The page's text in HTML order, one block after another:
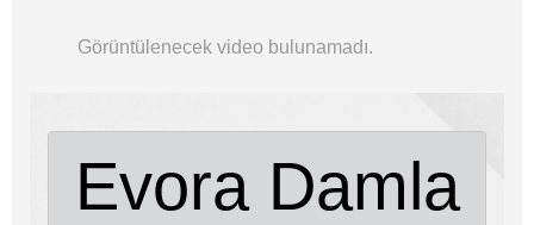
Görüntülenecek video bulunamadı.
Evora Damla